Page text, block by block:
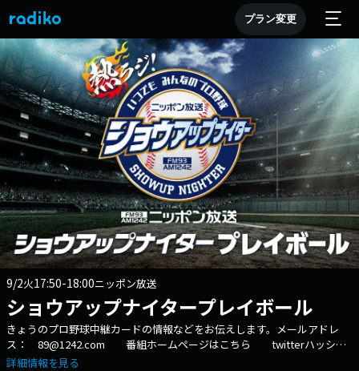
プラン変更
9/2火17:50-18:00ニッポン放送
ショウアップナイタープレイボール
きょうのプロ野球中継カードの情報などをお伝えします。メールアドレ
ス： 89@1242.com 番組ホームページはこちら twitterハッシュ
タグは「#ショウアップナイター」twitterアカウントは
詳細情報を見る